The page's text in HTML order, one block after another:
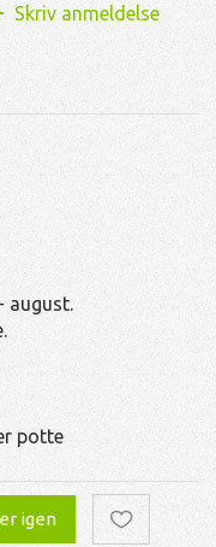
Skriv anmeldelse
august.
potte
igen